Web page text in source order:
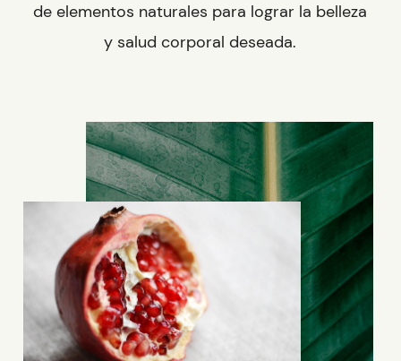
de elementos naturales para lograr la belleza
y salud corporal deseada.